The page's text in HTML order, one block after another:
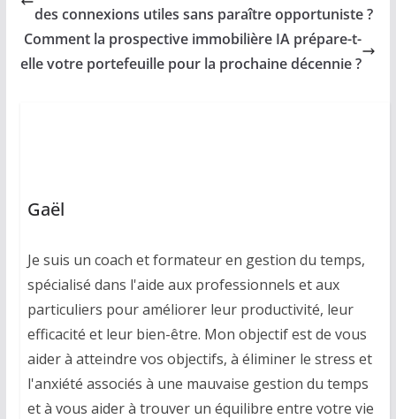
des connexions utiles sans paraître opportuniste ?
Comment la prospective immobilière IA prépare-t-
elle votre portefeuille pour la prochaine décennie ?
Gaël
Je suis un coach et formateur en gestion du temps,
spécialisé dans l'aide aux professionnels et aux
particuliers pour améliorer leur productivité, leur
efficacité et leur bien-être. Mon objectif est de vous
aider à atteindre vos objectifs, à éliminer le stress et
l'anxiété associés à une mauvaise gestion du temps
et à vous aider à trouver un équilibre entre votre vie